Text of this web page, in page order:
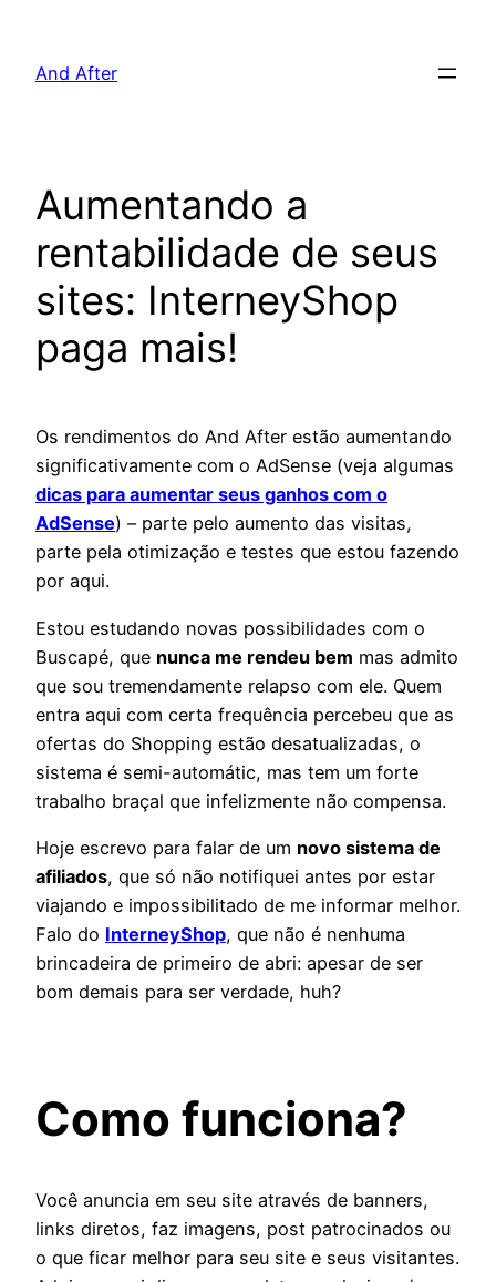
And After
Aumentando a
rentabilidade de seus
sites: InterneyShop
paga mais!
Os rendimentos do And After estão aumentando
significativamente com o AdSense (veja algumas
dicas para aumentar seus ganhos com o
AdSense) – parte pelo aumento das visitas,
parte pela otimização e testes que estou fazendo
por aqui.
Estou estudando novas possibilidades com o
Buscapé, que nunca me rendeu bem mas admito
que sou tremendamente relapso com ele. Quem
entra aqui com certa frequência percebeu que as
ofertas do Shopping estão desatualizadas, o
sistema é semi-automátic, mas tem um forte
trabalho braçal que infelizmente não compensa.
Hoje escrevo para falar de um novo sistema de
afiliados, que só não notifiquei antes por estar
viajando e impossibilitado de me informar melhor.
Falo do InterneyShop, que não é nenhuma
brincadeira de primeiro de abri: apesar de ser
bom demais para ser verdade, huh?
Como funciona?
Você anuncia em seu site através de banners,
links diretos, faz imagens, post patrocinados ou
o que ficar melhor para seu site e seus visitantes.